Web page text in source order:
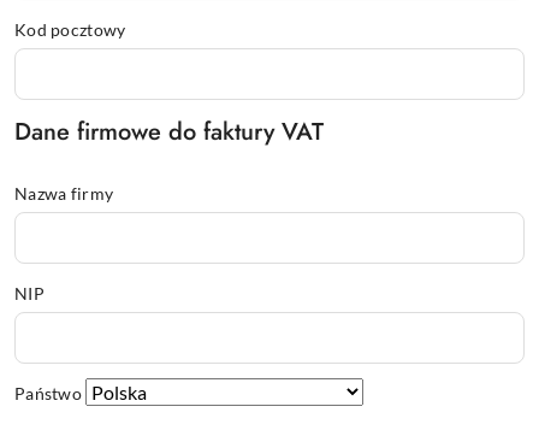
Kod pocztowy
Dane firmowe do faktury VAT
Nazwa firmy
NIP
Państwo